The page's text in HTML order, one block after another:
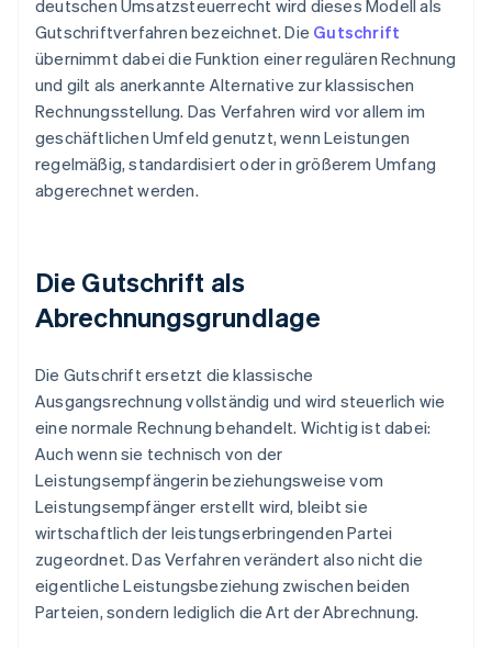
deutschen Umsatzsteuerrecht wird dieses Modell als
Gutschriftverfahren bezeichnet. Die Gutschrift
übernimmt dabei die Funktion einer regulären Rechnung
und gilt als anerkannte Alternative zur klassischen
Rechnungsstellung. Das Verfahren wird vor allem im
geschäftlichen Umfeld genutzt, wenn Leistungen
regelmäßig, standardisiert oder in größerem Umfang
abgerechnet werden.
Die Gutschrift als
Abrechnungsgrundlage
Die Gutschrift ersetzt die klassische
Ausgangsrechnung vollständig und wird steuerlich wie
eine normale Rechnung behandelt. Wichtig ist dabei:
Auch wenn sie technisch von der
Leistungsempfängerin beziehungsweise vom
Leistungsempfänger erstellt wird, bleibt sie
wirtschaftlich der leistungserbringenden Partei
zugeordnet. Das Verfahren verändert also nicht die
eigentliche Leistungsbeziehung zwischen beiden
Parteien, sondern lediglich die Art der Abrechnung.